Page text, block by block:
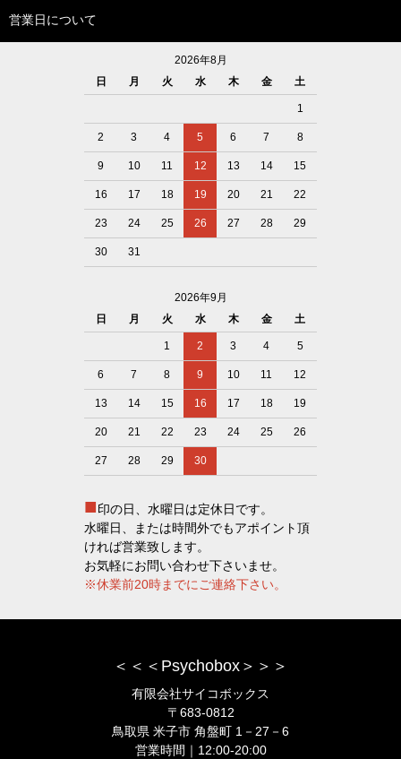
営業日について
2026年8月
日
月 火 水 木 金 土
1
2 3 4 5 6 7 8
9 10 11 12 13 14 15
16 17 18 19 20 21 22
23 24 25 26 27 28 29
30 31
2026年9月
日
月 火 水 木 金 土
1 2 3 4 5
6 7 8 9 10 11 12
13 14 15 16 17 18 19
20 21 22 23 24 25 26
27 28 29 30
■印の日、水曜日は定休日です。
水曜日、または時間外でもアポイント頂
ければ営業致します。
お気軽にお問い合わせ下さいませ。
※休業前20時までにご連絡下さい。
＜＜＜Psychobox＞＞＞
有限会社サイコボックス
〒683-0812
鳥取県 米子市 角盤町 1－27－6
営業時間｜12:00-20:00